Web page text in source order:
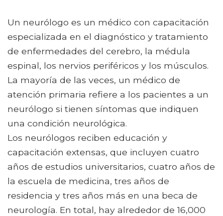
Un neurólogo es un médico con capacitación
especializada en el diagnóstico y tratamiento
de enfermedades del cerebro, la médula
espinal, los nervios periféricos y los músculos.
La mayoría de las veces, un médico de
atención primaria refiere a los pacientes a un
neurólogo si tienen síntomas que indiquen
una condición neurológica.
Los neurólogos reciben educación y
capacitación extensas, que incluyen cuatro
años de estudios universitarios, cuatro años de
la escuela de medicina, tres años de
residencia y tres años más en una beca de
neurología. En total, hay alrededor de 16,000